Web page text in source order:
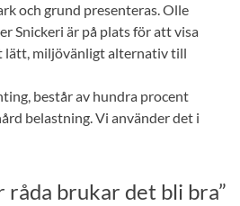
och grund presenteras. Olle
Snickeri är på plats för att visa
lätt, miljövänligt alternativ till
består av hundra procent
belastning. Vi använder det i
råda brukar det bli bra”